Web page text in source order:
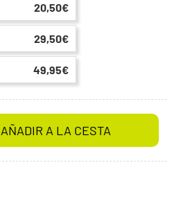
20,50€
29,50€
49,95€
AÑADIR A LA CESTA